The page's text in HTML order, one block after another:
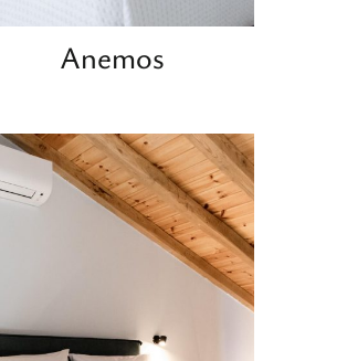
Anemos